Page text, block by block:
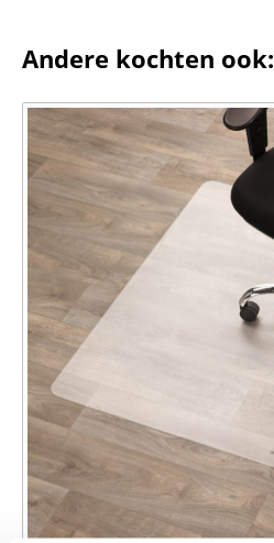
Andere kochten ook: